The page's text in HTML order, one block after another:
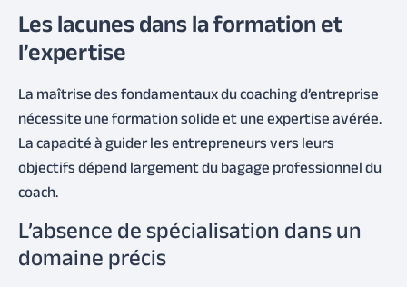
Les lacunes dans la formation et
l’expertise
La maîtrise des fondamentaux du coaching d’entreprise
nécessite une formation solide et une expertise avérée.
La capacité à guider les entrepreneurs vers leurs
objectifs dépend largement du bagage professionnel du
coach.
L’absence de spécialisation dans un
domaine précis